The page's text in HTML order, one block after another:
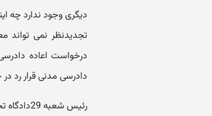
تجدیدنظر نمی تواند
دادرسی مدنی قرار رد
رئیس شعبه 29دادگاه تجدیدنظر استان تهران - مستشار دادگاه